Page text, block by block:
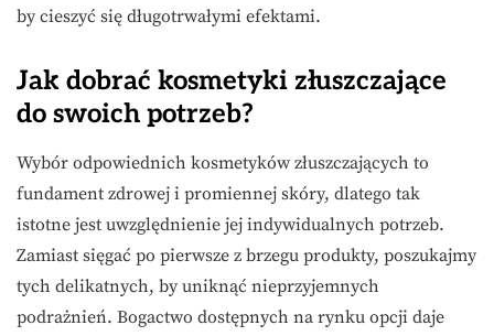
by cieszyć się długotrwałymi efektami.
Jak dobrać kosmetyki złuszczające
do swoich potrzeb?
Wybór odpowiednich kosmetyków złuszczających to
fundament zdrowej i promiennej skóry, dlatego tak
istotne jest uwzględnienie jej indywidualnych potrzeb.
Zamiast sięgać po pierwsze z brzegu produkty, poszukajmy
tych delikatnych, by uniknąć nieprzyjemnych
podrażnień. Bogactwo dostępnych na rynku opcji daje